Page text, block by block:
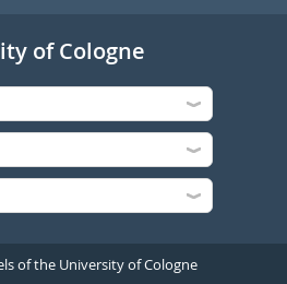
of Cologne
of the University of Cologne